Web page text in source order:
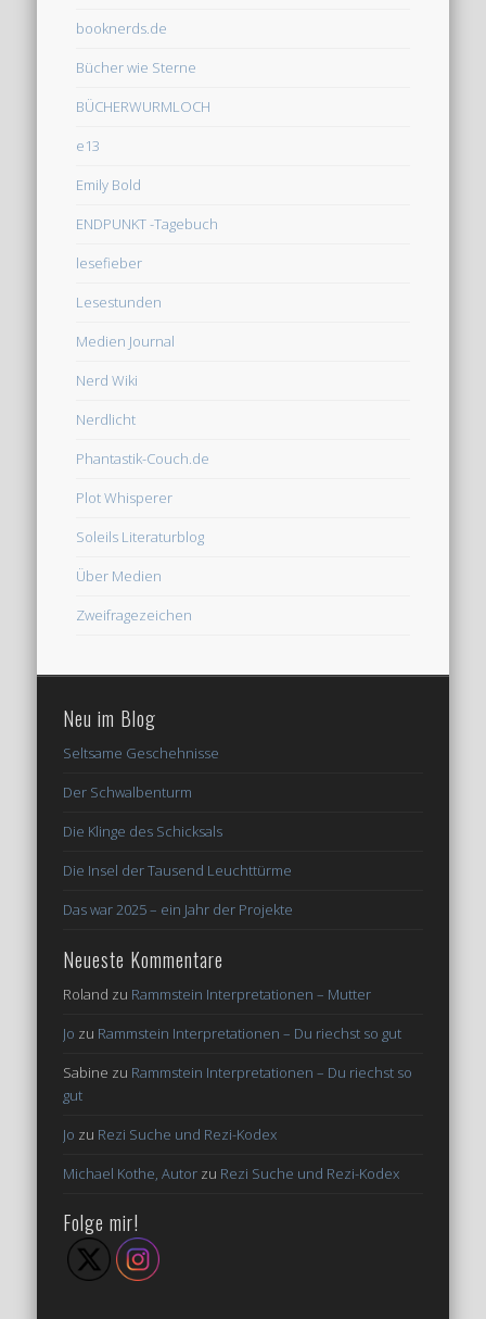
booknerds.de
Bücher wie Sterne
BÜCHERWURMLOCH
e13
Emily Bold
ENDPUNKT -Tagebuch
lesefieber
Lesestunden
Medien Journal
Nerd Wiki
Nerdlicht
Phantastik-Couch.de
Plot Whisperer
Soleils Literaturblog
Über Medien
Zweifragezeichen
Neu im Blog
Seltsame Geschehnisse
Der Schwalbenturm
Die Klinge des Schicksals
Die Insel der Tausend Leuchttürme
Das war 2025 – ein Jahr der Projekte
Neueste Kommentare
Roland zu Rammstein Interpretationen – Mutter
Jo zu Rammstein Interpretationen – Du riechst so gut
Sabine zu Rammstein Interpretationen – Du riechst so
gut
Jo zu Rezi Suche und Rezi-Kodex
Michael Kothe, Autor zu Rezi Suche und Rezi-Kodex
Folge mir!